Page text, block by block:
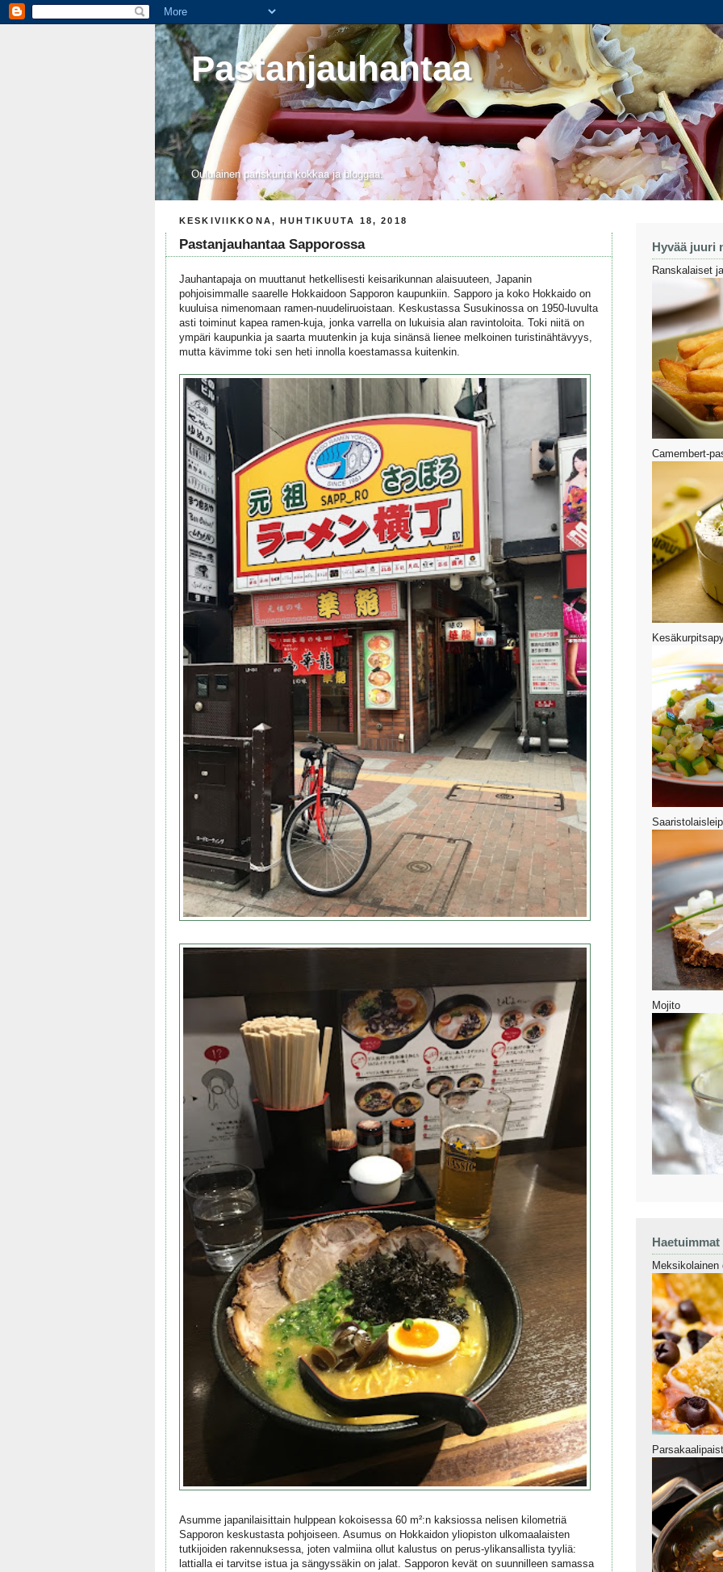
Pastanjauhantaa
Oululainen pariskunta kokkaa ja bloggaa.
KESKIVIIKKONA, HUHTIKUUTA 18, 2018
Pastanjauhantaa Sapporossa
Jauhantapaja on muuttanut hetkellisesti keisarikunnan alaisuuteen, Japanin
pohjoisimmalle saarelle Hokkaidoon Sapporon kaupunkiin. Sapporo ja koko Hokkaido on
kuuluisa nimenomaan ramen-nuudeliruoistaan. Keskustassa Susukinossa on 1950-luvulta
asti toiminut kapea ramen-kuja, jonka varrella on lukuisia alan ravintoloita. Toki niitä on
ympäri kaupunkia ja saarta muutenkin ja kuja sinänsä lienee melkoinen turistinähtävyys,
mutta kävimme toki sen heti innolla koestamassa kuitenkin.
Asumme japanilaisittain hulppean kokoisessa 60 m²:n kaksiossa nelisen kilometriä
Sapporon keskustasta pohjoiseen. Asumus on Hokkaidon yliopiston ulkomaalaisten
tutkijoiden rakennuksessa, joten valmiina ollut kalustus on perus-ylikansallista tyyliä:
lattialla ei tarvitse istua ja sängyssäkin on jalat. Sapporon kevät on suunnilleen samassa
Hyvää juuri
Ranskalaiset
Camembert-
Mojito
Haetuimmat
Meksikolainen